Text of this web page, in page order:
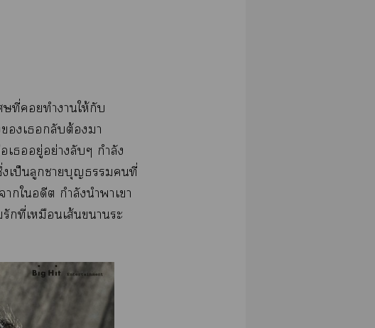
ษที่ทำาให้กับ
เกลับต้องา
เอยู่อย่างลับๆ กำลัง
งเป็นลูกาบุญคนที่
ใอดีต กำลังนำาเา
รักที่เหมือนเส้นาระ